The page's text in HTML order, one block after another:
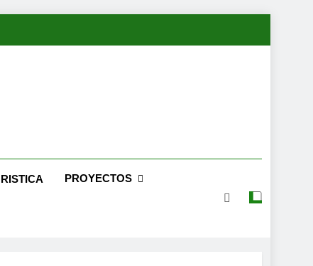
PROYECTOS